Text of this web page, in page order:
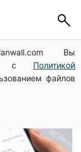
Вы
с Политикой
файлов